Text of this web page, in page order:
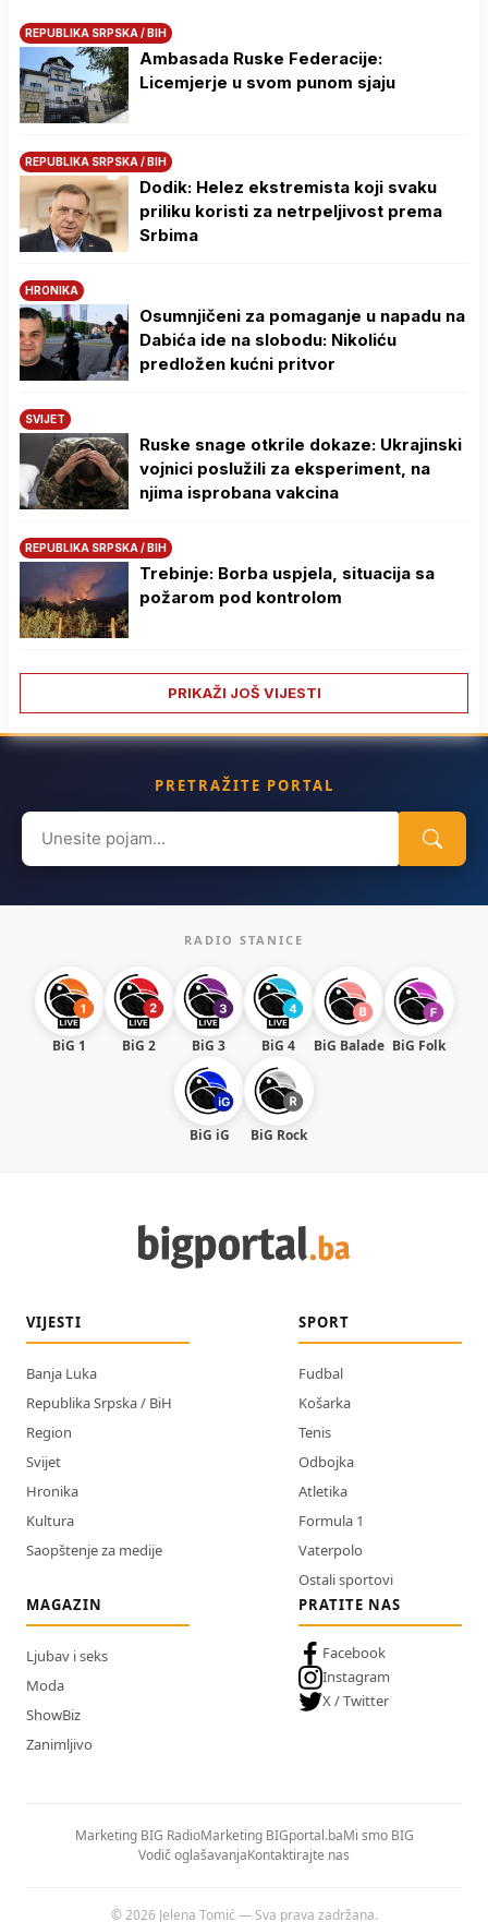
REPUBLIKA SRPSKA / BIH
Ambasada Ruske Federacije:
Licemjerje u svom punom sjaju
REPUBLIKA SRPSKA / BIH
Dodik: Helez ekstremista koji svaku
priliku koristi za netrpeljivost prema
Srbima
HRONIKA
Osumnjičeni za pomaganje u napadu na
Dabića ide na slobodu: Nikoliću
predložen kućni pritvor
SVIJET
Ruske snage otkrile dokaze: Ukrajinski
vojnici poslužili za eksperiment, na
njima isprobana vakcina
REPUBLIKA SRPSKA / BIH
Trebinje: Borba uspjela, situacija sa
požarom pod kontrolom
PRIKAŽI JOŠ VIJESTI
PRETRAŽITE PORTAL
Search
for:
RADIO STANICE
BiG 1 BiG 2 BiG 3 BiG 4 BiG Balade BiG Folk
BiG iG BiG Rock
VIJESTI
Banja Luka
Republika Srpska / BiH
Region
Svijet
Hronika
Kultura
Saopštenje za medije
SPORT
Fudbal
Košarka
Tenis
Odbojka
Atletika
Formula 1
Vaterpolo
Ostali sportovi
MAGAZIN
Ljubav i seks
Moda
ShowBiz
Zanimljivo
PRATITE NAS
Facebook
Instagram
X / Twitter
Marketing BIG RadioMarketing BIGportal.baMi smo BIG
Vodič oglašavanjaKontaktirajte nas
© 2026 Jelena Tomić — Sva prava zadržana.